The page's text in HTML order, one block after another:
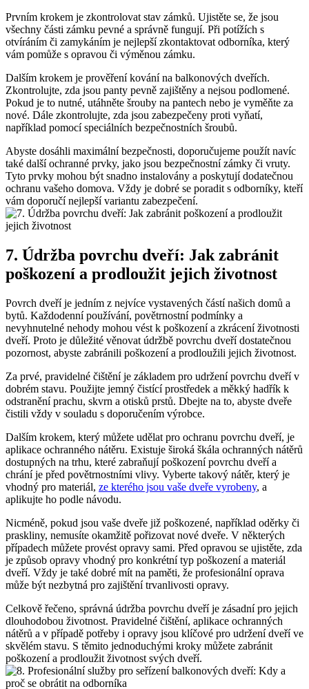
Prvním krokem⁣ je zkontrolovat ⁣stav zámků. ⁢Ujistěte se, že‌ jsou
všechny ⁢části‌ zámku pevné ⁢a správně fungují. Při potížích s
otvíráním či ‍zamykáním ​je ​nejlepší zkontaktovat ⁣odborníka, ​který‍
vám pomůže s opravou či výměnou zámku.
Dalším ⁤krokem je prověření kování ⁢na balkonových dveřích.
Zkontrolujte, zda​ jsou⁢ panty pevně zajištěny ​a nejsou‌ podlomené.
Pokud je ​to nutné, utáhněte šrouby na pantech ​nebo je vyměňte za
nové. Dále zkontrolujte, zda⁣ jsou‍ zabezpečeny ‌proti ⁣vyňatí,‍
například‍ pomocí speciálních‍ bezpečnostních‍ šroubů.
Abyste dosáhli maximální bezpečnosti, doporučujeme použít navíc
také další ochranné ‍prvky,‌ jako jsou bezpečnostní zámky či vruty.
Tyto prvky mohou​ být snadno‍ instalovány a poskytují dodatečnou
ochranu ⁢vašeho ‍domova. Vždy ‌je dobré​ se poradit s odborníky, kteří
vám ⁢doporučí nejlepší variantu zabezpečení.
7. Údržba povrchu dveří:‍ Jak zabránit‌
poškození⁣ a prodloužit⁣ jejich životnost
Povrch dveří⁣ je jedním z nejvíce vystavených částí ⁢našich domů​ a ​
bytů.⁢ Každodenní používání, povětrnostní podmínky⁤ a
nevyhnutelné nehody mohou‍ vést k poškození a ‌zkrácení ​životnosti
dveří. Proto je důležité věnovat údržbě povrchu dveří⁢ dostatečnou
pozornost, abyste⁣ zabránili poškození a prodloužili jejich životnost.
Za prvé,⁤ pravidelné čištění je základem ⁣pro udržení‌ povrchu dveří v
⁣dobrém stavu. Použijte jemný ⁢čistící prostředek a měkký hadřík k
odstranění prachu,⁤ skvrn ‍a otisků prstů. Dbejte na to, abyste dveře
čistili vždy ‍v souladu s doporučením výrobce.
Dalším krokem, který můžete udělat ⁤pro ochranu ⁢povrchu dveří, je⁤
aplikace‍ ochranného nátěru. ‌Existuje široká škála ochranných nátěrů
dostupných na trhu, které zabraňují poškození⁢ povrchu ‌dveří a
chrání ⁢je před povětrnostními vlivy. Vyberte takový nátěr, který je
vhodný ⁢pro materiál, ze kterého jsou ⁤vaše dveře⁣ vyrobeny, a⁢
aplikujte ho ‍podle návodu.
Nicméně, ‍pokud jsou vaše dveře již poškozené, například oděrky či
praskliny, nemusíte okamžitě pořizovat nové ⁤dveře. V‌ některých
případech můžete provést opravy sami. Před ⁤opravou⁢ se⁣ ujistěte, zda
je způsob opravy​ vhodný pro‍ konkrétní typ poškození ​a ​materiál
dveří.⁤ Vždy je také dobré mít na paměti, ​že profesionální oprava‍
může být ⁣nezbytná pro zajištění trvanlivosti opravy.
Celkově ‌řečeno, správná ⁢údržba povrchu dveří je⁢ zásadní pro jejich
dlouhodobou životnost. ​Pravidelné‌ čištění, aplikace ‌ochranných
nátěrů a v případě potřeby i ⁤opravy ⁣jsou ⁢klíčové ​pro ⁢udržení ‌dveří⁢ ve
skvělém stavu. S těmito jednoduchými kroky ‍můžete zabránit
poškození⁤ a‍ prodloužit životnost svých dveří.